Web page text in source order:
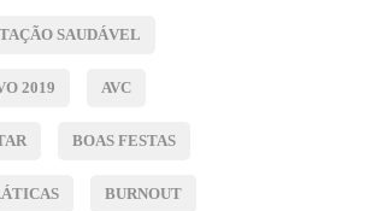
SAUDÁVEL
2019 AVC
BOAS FESTAS
BURNOUT